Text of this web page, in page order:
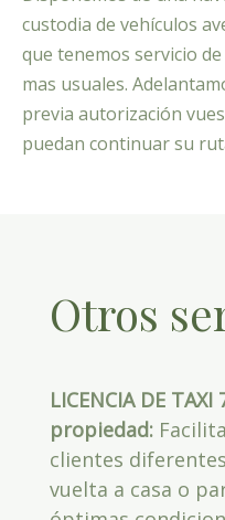
custodia de vehículos
que tenemos servicio
mas usuales.
previa autorización
puedan continuar su
Otros
LICENCIA DE
propiedad:
clientes
vuelta a casa o